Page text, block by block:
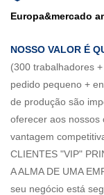
Europa&mercado
NOSSO VALOR É
(300 trabalhadores
pedido pequeno +
de produção são
oferecer aos nossos
vantagem
CLIENTES "VIP"
A ALMA DE UMA
seu negócio está